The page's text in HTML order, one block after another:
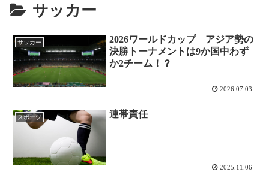
サッカー
サッカー
2026ワールドカップ アジア勢の
決勝トーナメントは9か国中わず
か2チーム！？
2026.07.03
スポーツ 連帯責任
2025.11.06